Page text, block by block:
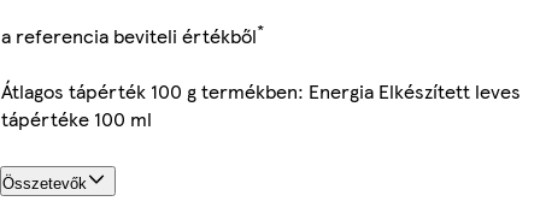
a referencia beviteli értékből*
Átlagos tápérték 100 g termékben: Energia Elkészített leves
tápértéke 100 ml
Összetevők